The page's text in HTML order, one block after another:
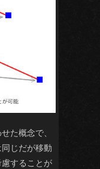
た概念で、
じだが移動
することが